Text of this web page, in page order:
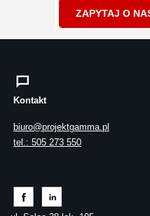
ZAPYTAJ O
Kontakt
biuro@projektgamma.pl
tel.: 505 273 550